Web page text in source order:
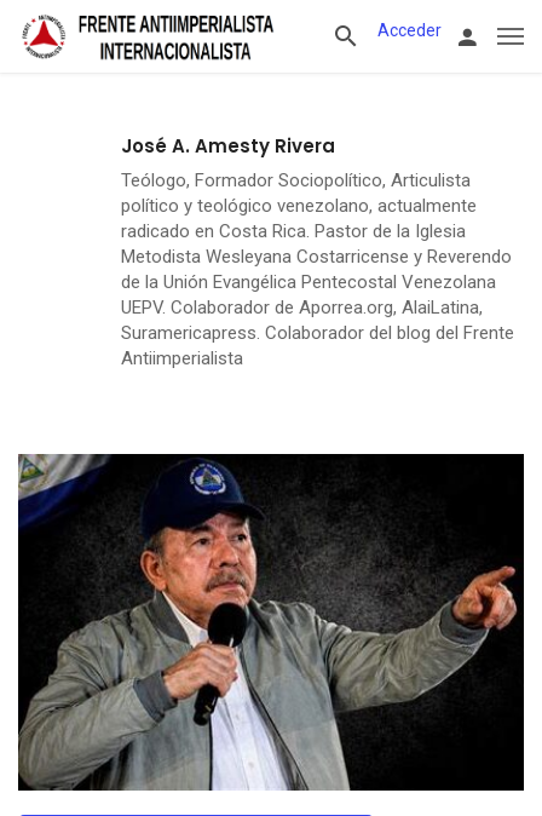
Acceder
José A. Amesty Rivera
Teólogo, Formador Sociopolítico, Articulista
político y teológico venezolano, actualmente
radicado en Costa Rica. Pastor de la Iglesia
Metodista Wesleyana Costarricense y Reverendo
de la Unión Evangélica Pentecostal Venezolana
UEPV. Colaborador de Aporrea.org, AlaiLatina,
Suramericapress. Colaborador del blog del Frente
Antiimperialista